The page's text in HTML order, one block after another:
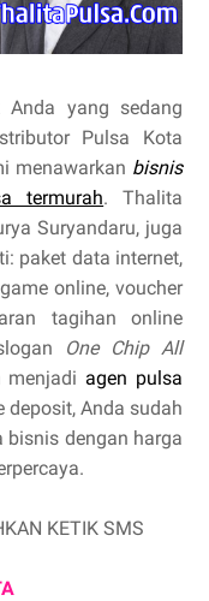
yang sedang
Pulsa Kota
menawarkan bisnis
termurah. Thalita
Suryandaru, juga
paket data internet,
online, voucher
tagihan online
One Chip All
menjadi agen pulsa
Anda sudah
bisnis dengan harga
KETIK SMS